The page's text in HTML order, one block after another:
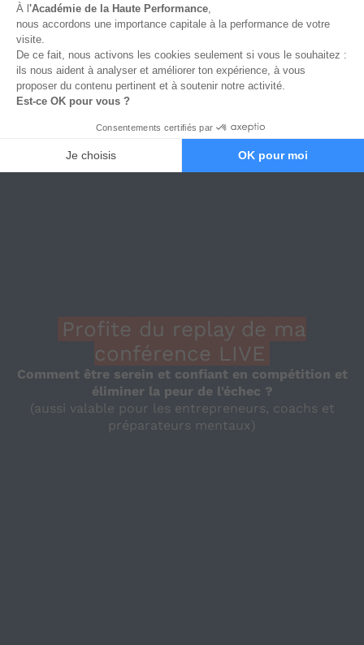
coachs
Profite du replay de ma
conférence LIVE
Comment être serein et confiant en compétition et
éliminer la peur de l'échec ?
(aussi valable pour les entrepreneurs, coachs et
préparateurs mentaux)